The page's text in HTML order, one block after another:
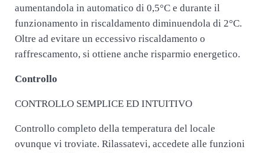
aumentandola in automatico di 0,5°C e durante il
funzionamento in riscaldamento diminuendola di 2°C.
Oltre ad evitare un eccessivo riscaldamento o
raffrescamento, si ottiene anche risparmio energetico.
Controllo
CONTROLLO SEMPLICE ED INTUITIVO
Controllo completo della temperatura del locale
ovunque vi troviate. Rilassatevi, accedete alle funzioni